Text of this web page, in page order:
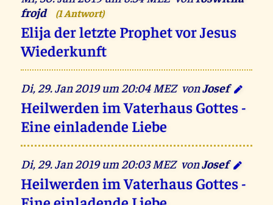
frojd
(1 Antwort)
Elija der letzte Prophet vor Jesus
Wiederkunft
Di, 29. Jan 2019 um 20:04 MEZ vonJosef
Heilwerden im Vaterhaus Gottes -
Eine einladende Liebe
Di, 29. Jan 2019 um 20:03 MEZ vonJosef
Heilwerden im Vaterhaus Gottes -